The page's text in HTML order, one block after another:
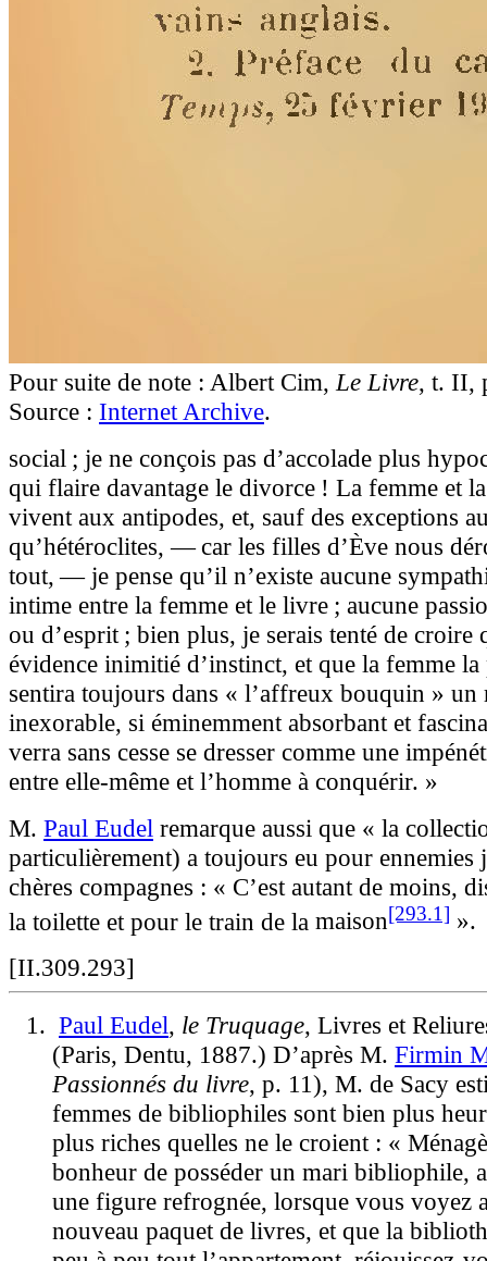
Pour suite de note : Albert Cim, Le Livre, t. II,
Source : Internet Archive.
social ; je ne conçois pas d’accolade plus
qui flaire davantage le divorce ! La femme et
vivent aux antipodes, et, sauf des exceptions
qu’hétéroclites, — car les filles d’Ève nous
tout, — je pense qu’il n’existe aucune
intime entre la femme et le livre ; aucune
ou d’esprit ; bien plus, je serais tenté de croire
évidence inimitié d’instinct, et que la femme
sentira toujours dans « l’affreux bouquin » un
inexorable, si éminemment absorbant et
verra sans cesse se dresser comme une
entre elle-même et l’homme à conquérir. »
M. Paul Eudel remarque aussi que « la
particulièrement) a toujours eu pour ennemies
chères compagnes : « C’est autant de moins,
la toilette et pour le train de la maison[293.1] ».
[II.309.293]
Paul Eudel, le Truquage, Livres et
(Paris, Dentu, 1887.) D’après M. Firmin
Passionnés du livre, p. 11), M. de Sacy
femmes de bibliophiles sont bien plus
plus riches quelles ne le croient : «
bonheur de posséder un mari bibliophile,
une figure refrognée, lorsque vous voyez
nouveau paquet de livres, et que la